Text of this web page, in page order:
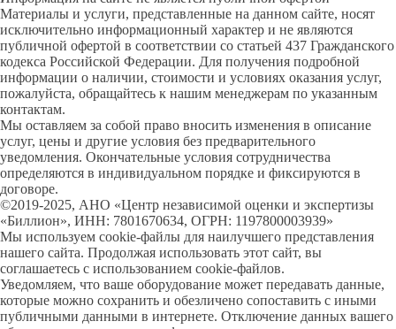
Материалы и услуги, представленные на данном сайте, носят
исключительно информационный характер и не являются
публичной офертой в соответствии со статьей 437 Гражданского
кодекса Российской Федерации. Для получения подробной
информации о наличии, стоимости и условиях оказания услуг,
пожалуйста, обращайтесь к нашим менеджерам по указанным
контактам.
Мы оставляем за собой право вносить изменения в описание
услуг, цены и другие условия без предварительного
уведомления. Окончательные условия сотрудничества
определяются в индивидуальном порядке и фиксируются в
договоре.
©2019-2025, АНО «Центр независимой оценки и экспертизы
«Биллион», ИНН: 7801670634, ОГРН: 1197800003939»
Мы используем cookie-файлы для наилучшего представления
нашего сайта. Продолжая использовать этот сайт, вы
соглашаетесь с использованием cookie-файлов.
Уведомляем, что ваше оборудование может передавать данные,
которые можно сохранить и обезличено сопоставить с иными
публичными данными в интернете. Отключение данных вашего